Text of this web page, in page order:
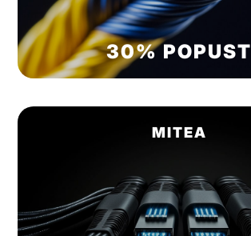
30% POPUST
MITEA